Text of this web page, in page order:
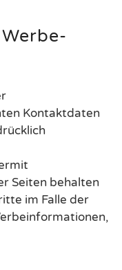
Kontaktdaten
Seiten behalten
im Falle der